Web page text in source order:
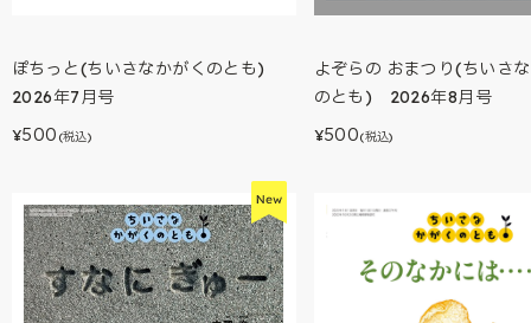
ぽちっと(ちいさなかがくのとも)
2026年7月号
¥500 (税込)
よぞらの おまつり(ちいさ
のとも) 2026年8月号
¥500(税込)